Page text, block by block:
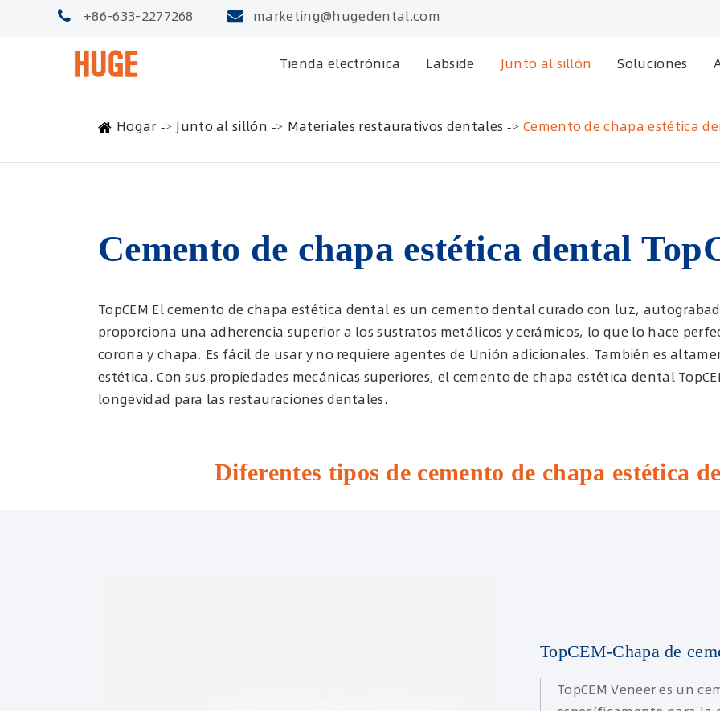
+86-633-2277268 marketing@hugedental.com
Tienda electrónica Labside Junto al sillón Soluciones
Hogar Junto al sillón Materiales restaurativos dentales Cemento de chapa estética
Cemento de chapa estética dental
TopCEM El cemento de chapa estética dental es un cemento dental curado con luz,
proporciona una adherencia superior a los sustratos metálicos y cerámicos, lo que lo hace
corona y chapa. Es fácil de usar y no requiere agentes de Unión adicionales. También es
estética. Con sus propiedades mecánicas superiores, el cemento de chapa estética dental
longevidad para las restauraciones dentales.
Diferentes tipos de cemento de chapa estética
TopCEM-Chapa de
TopCEM Veneer es un